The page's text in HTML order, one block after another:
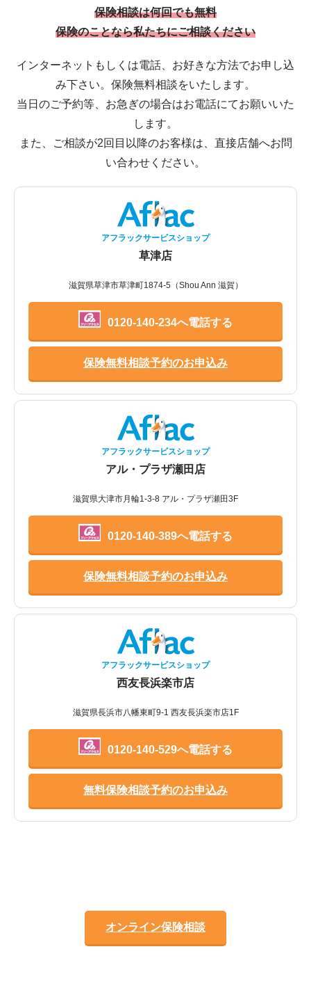
保険相談は何回でも無料
保険のことなら私たちにご相談ください
インターネットもしくは電話、お好きな方法でお申し込
み下さい。保険無料相談をいたします。
当日のご予約等、お急ぎの場合はお電話にてお願いいた
します。
また、ご相談が2回目以降のお客様は、直接店舗へお問
い合わせください。
アフラックサービスショップ
草津店
滋賀県草津市草津町1874-5（Shou Ann 滋賀）
0120-140-234へ電話する
保険無料相談予約のお申込み
アフラックサービスショップ
アル・プラザ瀬田店
滋賀県大津市月輪1-3-8 アル・プラザ瀬田3F
0120-140-389へ電話する
保険無料相談予約のお申込み
アフラックサービスショップ
西友長浜楽市店
滋賀県長浜市八幡東町9-1 西友長浜楽市店1F
0120-140-529へ電話する
無料保険相談予約のお申込み
オンライン保険相談